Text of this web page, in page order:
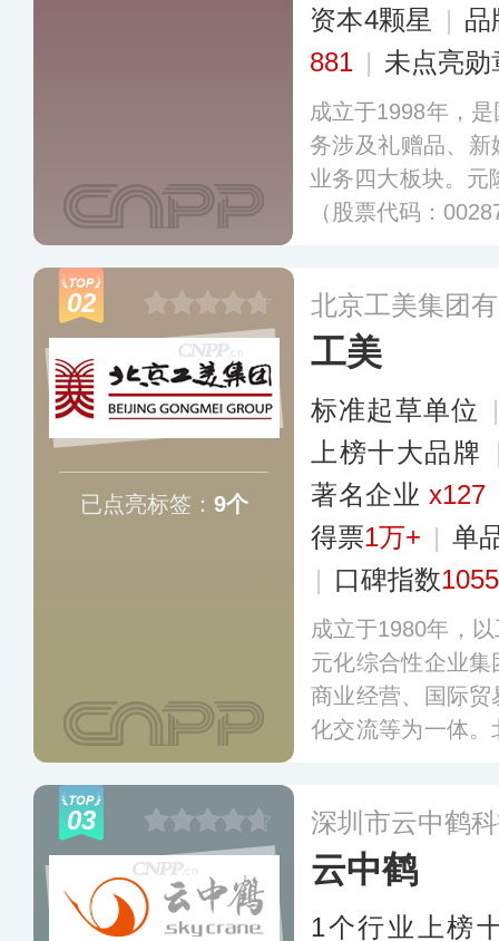
资本4颗星
| 品
881 | 未点亮勋
成立于1998年，
务涉及礼赠品、
业务四大板块。元
（股票代码：
特许商品。更多
02
已点亮标签： 9个
北京工美集团
工美
标准起草单位
上榜十大品牌
著名企业x127
得票1万+ | 单
| 口碑指数1055
成立于1980年，
元化综合性企业
商业经营、国际
化交流等为一体
业有着较强的竞
03 深圳市云中鹤
云中鹤
1个行业上榜